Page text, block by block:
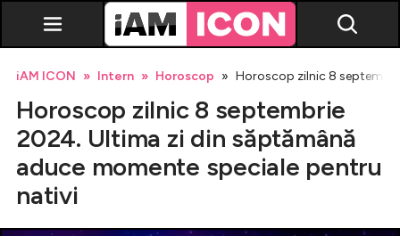
iAM ICON Intern Horoscop Horoscop zilnic 8
Horoscop zilnic 8 septembrie
2024. Ultima zi din săptămână
aduce momente speciale pentru
nativi